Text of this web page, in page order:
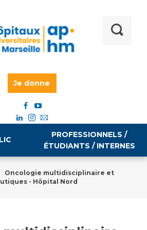
Je donne
PROFESSIONNELS /
ÉTUDIANTS / INTERNES
Oncologie multidisciplinaire et
- Hôpital Nord